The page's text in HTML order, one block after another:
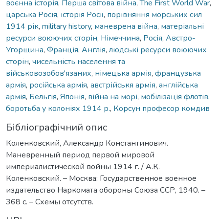
воєнна історія, Перша світова війна,The First World War,
царська Росія, історія Росії, порівняння морських сил
1914 рік, military history, маневрена війна, матеріальні
ресурси воюючих сторін, Німеччина, Росія, Австро-
Угорщина, Франція, Англія, людські ресурси воюючих
сторін, чисельність населення та
військовозобов'язаних, німецька армія, французька
армія, російська армія, австрійськя армія, англійська
армія, Бельгія, Японія, війна на морі, мобілізація флотів,
боротьба у колоніях 1914 р., Корсун професор комдив
Бібліографічний опис
Коленковский, Александр Константинович.
Маневренный период первой мировой
империалистической войны 1914 г. / А.К.
Коленковский. – Москва: Государственное военное
издательство Наркомата обороны Союза ССР, 1940. –
368 с. – Схемы отсутств.